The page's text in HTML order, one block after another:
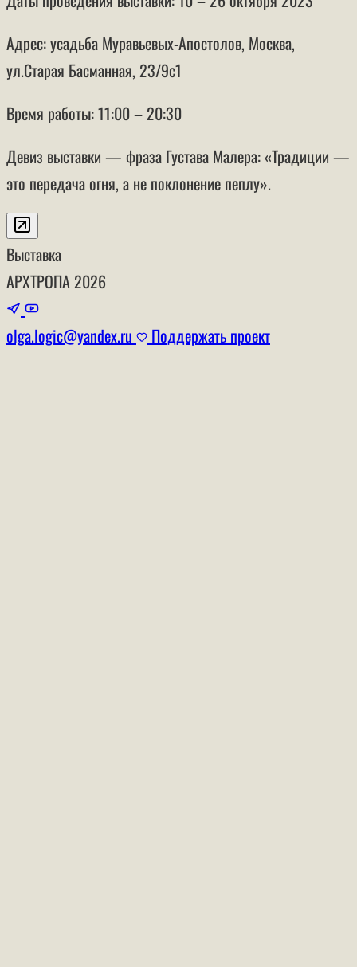
Адрес: усадьба Муравьевых-Апостолов, Москва,
ул.Старая Басманная, 23/9с1
Время работы: 11:00 – 20:30
Девиз выставки — фраза Густава Малера: «Традиции —
это передача огня, а не поклонение пеплу».
Выставка
АРХТРОПА 2026
olga.logic@yandex.ru Поддержать проект